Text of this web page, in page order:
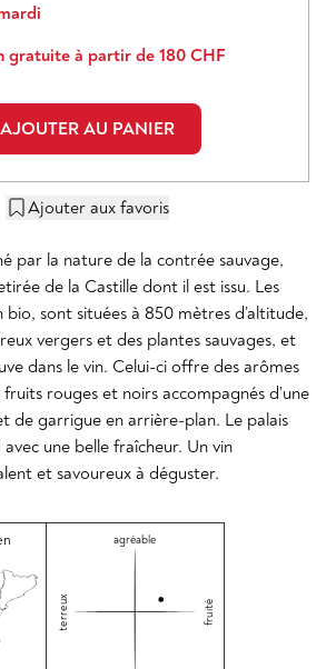
gratuite à partir de 180 CHF
AJOUTER AU PANIER
Ajouter aux favoris
par la nature de la contrée sauvage,
de la Castille dont il est issu. Les
bio, sont situées à 850 mètres d’altitude,
vergers et des plantes sauvages, et
dans le vin. Celui-ci offre des arômes
rouges et noirs accompagnés d’une
de garrigue en arrière-plan. Le palais
une belle fraîcheur. Un vin
et savoureux à déguster.
agréable
terreux fruité